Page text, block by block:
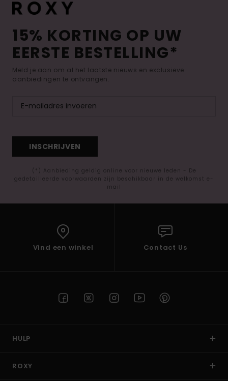
15% KORTING OP UW
EERSTE BESTELLING*
Meld je aan om al het laatste nieuws en exclusieve
aanbiedingen te ontvangen.
INSCHRIJVEN
(*) Aanbieding geldig online voor nieuwe leden - De
gedetailleerde voorwaarden zijn beschikbaar in de welkomst e-
mail
Vind een winkel Contact Us
HULP
ROXY